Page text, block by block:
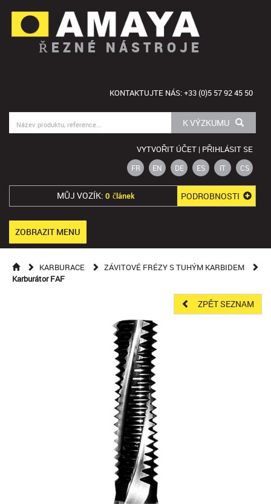
ŘEZNÉ NÁSTROJE
KONTAKTUJTE NÁS: +33 (0)5 57 92 45 50
K VÝZKUMU
VYTVOŘIT ÚČET | PŘIHLÁSIT SE
FR EN DE ES IT CS
MŮJ VOZÍK: 0 článek PODROBNOSTI
ZOBRAZIT MENU
KARBURACE
ZÁVITOVÉ FRÉZY S TUHÝM KARBIDEM
Karburátor FAF
ZPĚT SEZNAM